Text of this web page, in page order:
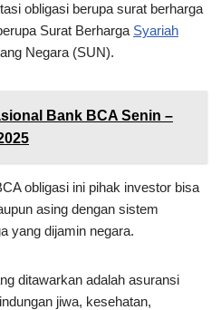
obligasi berupa surat berharga
Surat Berharga Syariah
Negara (SUN).
Bank BCA Senin –
obligasi ini pihak investor bisa
asing dengan sistem
yang dijamin negara.
ditawarkan adalah asuransi
jiwa, kesehatan,